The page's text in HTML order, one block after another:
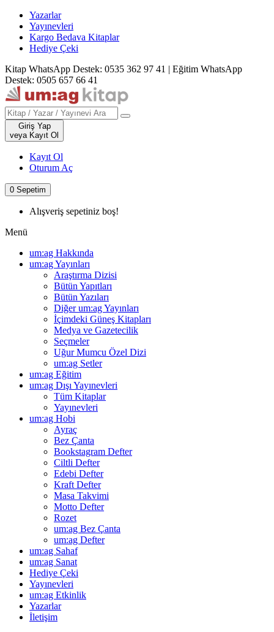
Yazarlar
Yayınevleri
Kargo Bedava Kitaplar
Hediye Çeki
Kitap WhatsApp Destek: 0535 362 97 41 | Eğitim WhatsApp
Destek: 0505 657 66 41
Giriş Yap
veya Kayıt Ol
Kayıt Ol
Oturum Aç
0 Sepetim
Alışveriş sepetiniz boş!
Menü
um:ag Hakkında
um:ag Yayınları
Araştırma Dizisi
Bütün Yapıtları
Bütün Yazıları
Diğer um:ag Yayınları
İçimdeki Güneş Kitapları
Medya ve Gazetecilik
Seçmeler
Uğur Mumcu Özel Dizi
um:ag Setler
um:ag Eğitim
um:ag Dışı Yayınevleri
Tüm Kitaplar
Yayınevleri
um:ag Hobi
Ayraç
Bez Çanta
Bookstagram Defter
Ciltli Defter
Edebi Defter
Kraft Defter
Masa Takvimi
Motto Defter
Rozet
um:ag Bez Çanta
um:ag Defter
um:ag Sahaf
um:ag Sanat
Hediye Çeki
Yayınevleri
um:ag Etkinlik
Yazarlar
İletişim